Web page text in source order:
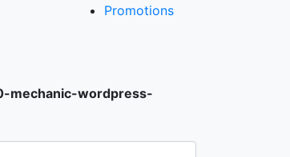
Promotions
mechanic-wordpress-